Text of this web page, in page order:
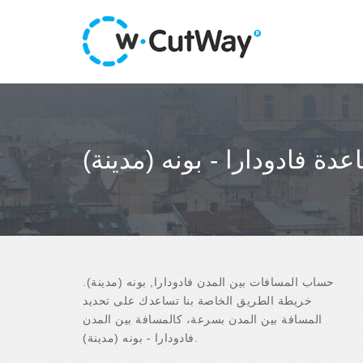
فادودارا - بونه (مدينة)
حساب المسافات بين المدن فادودارا, بونه (مدينة).
خريطة الطريق الخاصة بنا تساعدك على تحديد
المسافة بين المدن بسرعة، كالمسافة بين المدن